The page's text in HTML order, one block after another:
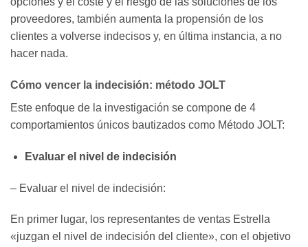
proveedores, también aumenta la propensión de los
clientes a volverse indecisos y, en última instancia, a no
hacer nada.
Cómo vencer la indecisión: método JOLT
Este enfoque de la investigación se compone de 4
comportamientos únicos bautizados como Método JOLT:
Evaluar el nivel de indecisión
– Evaluar el nivel de indecisión:
En primer lugar, los representantes de ventas Estrella
«juzgan el nivel de indecisión del cliente», con el objetivo